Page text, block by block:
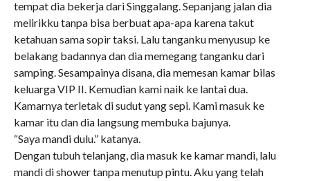
tempat dia bekerja dari Singgalang. Sepanjang jalan dia
melirikku tanpa bisa berbuat apa-apa karena takut
ketahuan sama sopir taksi. Lalu tanganku menyusup ke
belakang badannya dan dia memegang tanganku dari
samping. Sesampainya disana, dia memesan kamar bilas
keluarga VIP II. Kemudian kami naik ke lantai dua.
Kamarnya terletak di sudut yang sepi. Kami masuk ke
kamar itu dan dia langsung membuka bajunya.
“Saya mandi dulu.” katanya.
Dengan tubuh telanjang, dia masuk ke kamar mandi, lalu
mandi di shower tanpa menutup pintu. Aku yang telah